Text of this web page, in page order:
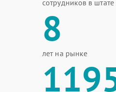
сотрудников в штате
8
лет на рынке